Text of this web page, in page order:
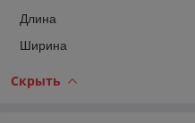
Длина
Ширина
Скрыть